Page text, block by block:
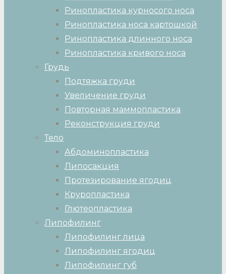
Ринопластика курносого носа
Ринопластика носа картошкой
Ринопластика длинного носа
Ринопластика кривого носа
Грудь
Подтяжка груди
Увеличение груди
Повторная маммопластика
Реконструкция груди
Тело
Абдоминопластика
Липосакция
Протезирование ягодиц
Круропластика
Глютеопластика
Липофилинг
Липофилинг лица
Липофилинг ягодиц
Липофилинг губ